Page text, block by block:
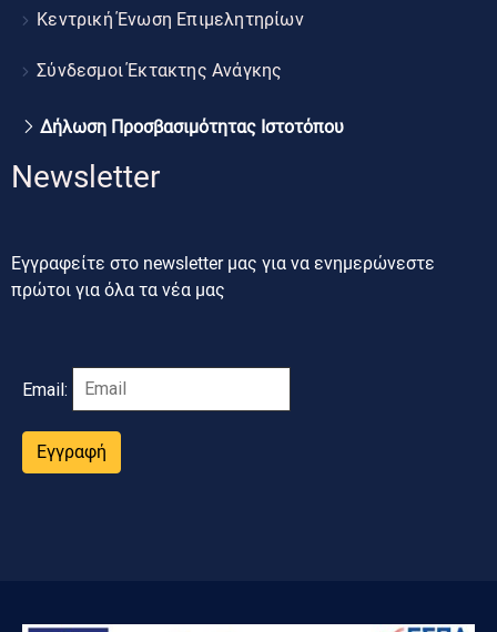
Κεντρική Ένωση Επιμελητηρίων
Σύνδεσμοι Έκτακτης Ανάγκης
Δήλωση Προσβασιμότητας Ιστοτόπου
Newsletter
Εγγραφείτε στο newsletter μας για να ενημερώνεστε
πρώτοι για όλα τα νέα μας
Email:
Εγγραφή